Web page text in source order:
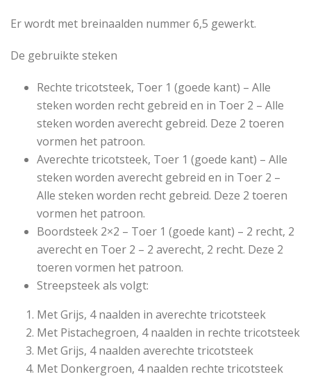
Er wordt met breinaalden nummer 6,5 gewerkt.
De gebruikte steken
Rechte tricotsteek, Toer 1 (goede kant) – Alle
steken worden recht gebreid en in Toer 2 – Alle
steken worden averecht gebreid. Deze 2 toeren
vormen het patroon.
Averechte tricotsteek, Toer 1 (goede kant) – Alle
steken worden averecht gebreid en in Toer 2 –
Alle steken worden recht gebreid. Deze 2 toeren
vormen het patroon.
Boordsteek 2×2 – Toer 1 (goede kant) – 2 recht, 2
averecht en Toer 2 – 2 averecht, 2 recht. Deze 2
toeren vormen het patroon.
Streepsteek als volgt:
Met Grijs, 4 naalden in averechte tricotsteek
Met Pistachegroen, 4 naalden in rechte tricotsteek
Met Grijs, 4 naalden averechte tricotsteek
Met Donkergroen, 4 naalden rechte tricotsteek